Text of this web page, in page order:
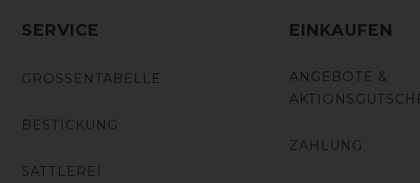
SERVICE
GRÖSSENTABELLE
BESTICKUNG
SATTLEREI
EINKAUFEN
ANGEBOTE &
ZAHLUNG